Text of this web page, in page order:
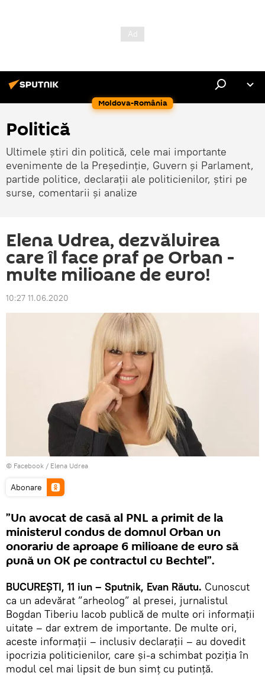
Moldova-România
Politică
Ultimele știri din politică, cele mai importante
evenimente de la Președinție, Guvern și Parlament,
partide politice, declarații ale politicienilor, știri pe
surse, comentarii și analize
Elena Udrea, dezvăluirea
care îl face praf pe Orban -
multe milioane de euro!
10:27 11.06.2020
© Facebook / Elena Udrea
Abonare
”Un avocat de casă al PNL a primit de la
ministerul condus de domnul Orban un
onorariu de aproape 6 milioane de euro să
pună un OK pe contractul cu Bechtel”.
BUCUREȘTI, 11 iun – Sputnik, Evan Răutu. Cunoscut
ca un adevărat ”arheolog” al presei, jurnalistul
Bogdan Tiberiu Iacob publică de multe ori informații
uitate – dar extrem de importante. De multe ori,
aceste informații – inclusiv declarații – au dovedit
ipocrizia politicienilor, care și-a schimbat poziția în
modul cel mai lipsit de bun simț cu putință.